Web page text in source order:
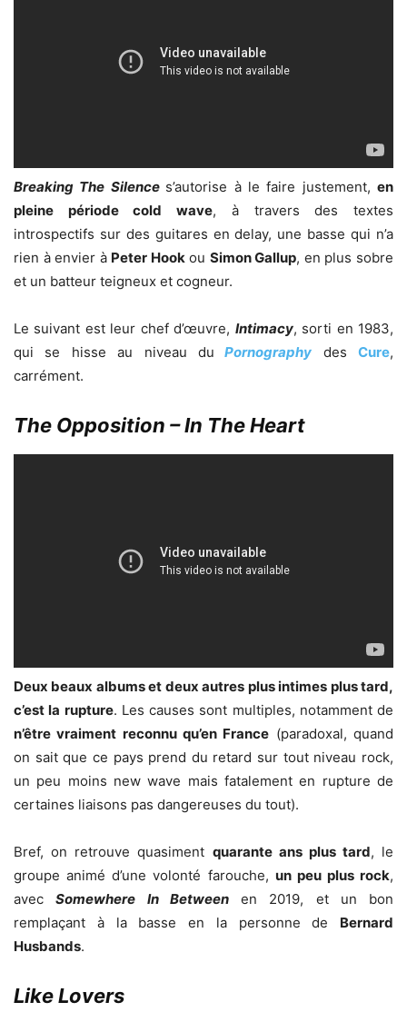
Breaking The Silence s’autorise à le faire justement, en
pleine période cold wave, à travers des textes
introspectifs sur des guitares en delay, une basse qui n’a
rien à envier à Peter Hookou Simon Gallup, en plus sobre
et un batteur teigneux et cogneur.
Le suivant est leur chef d’œuvre, Intimacy, sorti en 1983,
qui se hisse au niveau du
Pornography des Cure,
carrément.
The Opposition – In The Heart
Deux beaux albums et deux autres plus intimes plus tard,
c’est la rupture. Les causes sont multiples, notamment de
n’être vraiment reconnu qu’en France (paradoxal, quand
on sait que ce pays prend du retard sur tout niveau rock,
un peu moins new wave mais fatalement en rupture de
certaines liaisons pas dangereuses du tout).
Bref, on retrouve quasiment quarante ans plus tard, le
groupe animé d’une volonté farouche, un peu plus rock,
avecSomewhere In Betweenen 2019, et un bon
remplaçant à la basse en la personne de Bernard
Husbands.
Like Lovers